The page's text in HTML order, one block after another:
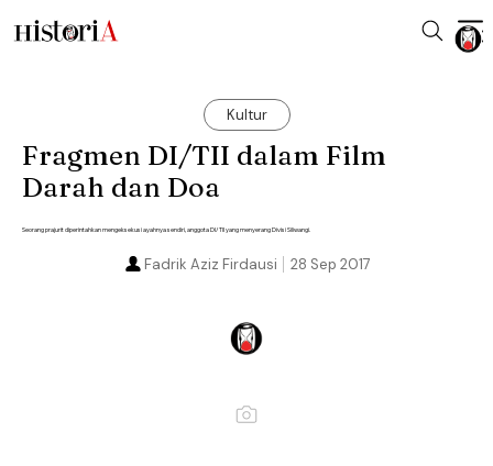
Kultur
Fragmen DI/TII dalam Film
Darah dan Doa
Seorang prajurit diperintahkan mengeksekusi ayahnya sendiri, anggota DI/TII yang menyerang Divisi Siliwangi.
28 Sep 2017
Fadrik Aziz Firdausi